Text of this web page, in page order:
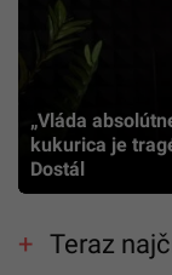
„Vláda
kukurica je
Dostál
Teraz